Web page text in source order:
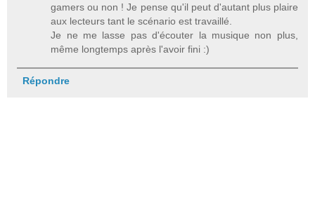
gamers ou non ! Je pense qu'il peut d'autant plus plaire
aux lecteurs tant le scénario est travaillé.
Je ne me lasse pas d'écouter la musique non plus,
même longtemps après l'avoir fini :)
Répondre